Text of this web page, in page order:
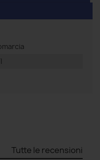
Tutte le recensioni